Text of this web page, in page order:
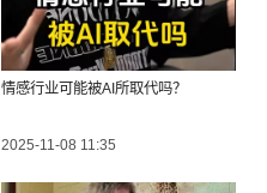
情感行业可能被AI所取代吗？
2025-11-08 11:35